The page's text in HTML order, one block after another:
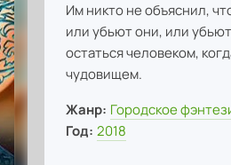
Им никто не объяснил,
или убьют они, или
остаться человеком,
чудовищем.
Жанр: Городское
Год: 2018